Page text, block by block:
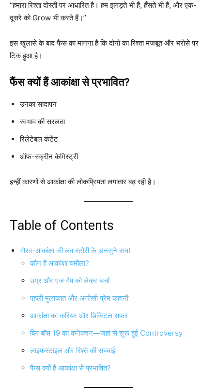
“हमारा रिश्ता दोस्ती पर आधारित है। हम झगड़ते भी हैं, हँसते भी हैं, और एक-
दूसरे को Grow भी करते हैं।”
इस खुलासे के बाद फैंस का मानना है कि दोनों का रिश्ता मजबूत और भरोसे पर
टिक हुआ है।
फैंस क्यों हैं आकांक्षा से प्रभावित?
उनका सादापन
स्वभाव की सरलता
रिलेटेबल कंटेंट
ऑफ-स्क्रीन केमिस्ट्री
इन्हीं कारणों से आकांक्षा की लोकप्रियता लगातार बढ़ रही है।
Table of Contents
गौरव-आकांक्षा की लव स्टोरी के अनसुने सच!
कौन हैं आकांक्षा चमौला?
उम्र और एज गैप को लेकर चर्चा
पहली मुलाकात और अनोखी प्रेम कहानी
आकांक्षा का करियर और डिजिटल सफर
बिग बॉस 19 का कनेक्शन—जहां से शुरू हुई Controversy
लाइफस्टाइल और रिश्ते की सच्चाई
फैंस क्यों हैं आकांक्षा से प्रभावित?